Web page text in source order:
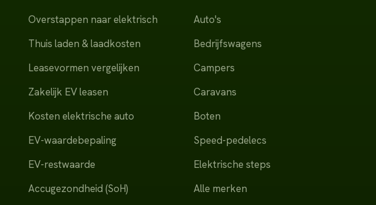
Overstappen naar elektrisch
Thuis laden & laadkosten
Leasevormen vergelijken
Zakelijk EV leasen
Kosten elektrische auto
EV-waardebepaling
EV-restwaarde
Accugezondheid (SoH)
Auto's
Bedrijfswagens
Campers
Caravans
Boten
Speed-pedelecs
Elektrische steps
Alle merken